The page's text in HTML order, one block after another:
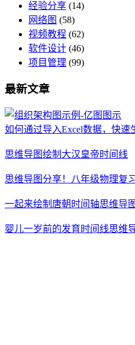
经验分享 (14)
网络图 (58)
视频教程 (62)
软件设计 (46)
项目管理 (99)
最新文章
如何通过导入Excel数据，快速
思维导图绘制大汉皇帝时间线
思维导图分享！八年级物理复
一起来绘制唐朝时间轴思维导图
婴儿一岁前的发育时间线思维